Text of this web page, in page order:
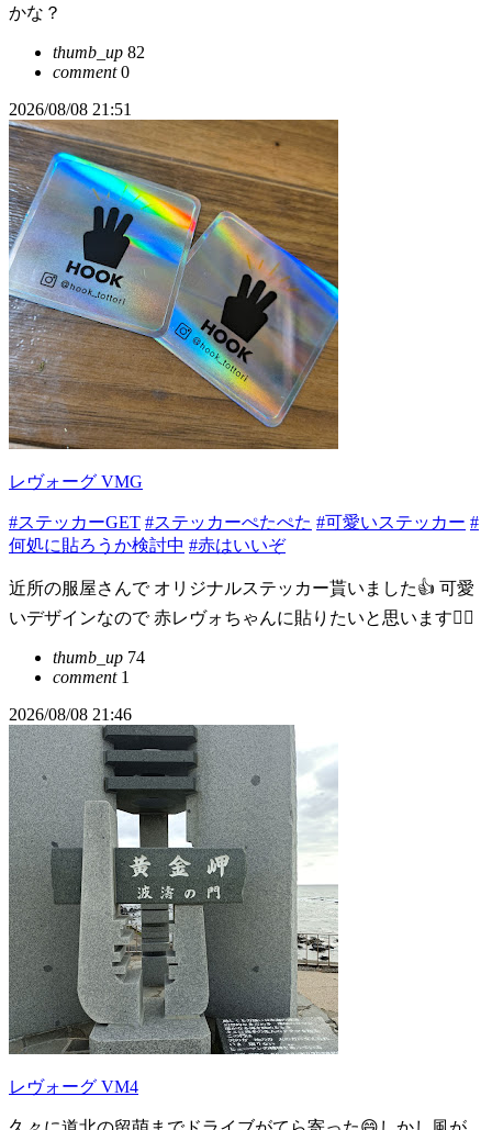
かな？
thumb_up 82
comment0
2026/08/08 21:51
レヴォーグ VMG
#ステッカーGET #ステッカーぺたぺた #可愛いステッカー #
何処に貼ろうか検討中 #赤はいいぞ
近所の服屋さんで オリジナルステッカー貰いました👍 可愛
いデザインなので 赤レヴォちゃんに貼りたいと思います🙆‍♂
thumb_up 74
comment1
2026/08/08 21:46
レヴォーグ VM4